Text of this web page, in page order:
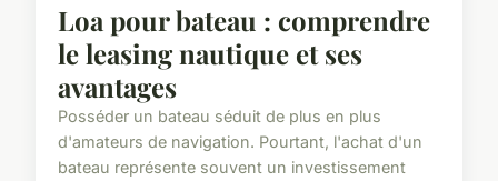
Loa pour bateau : comprendre
le leasing nautique et ses
avantages
Posséder un bateau séduit de plus en plus
d'amateurs de navigation. Pourtant, l'achat d'un
bateau représente souvent un investissement